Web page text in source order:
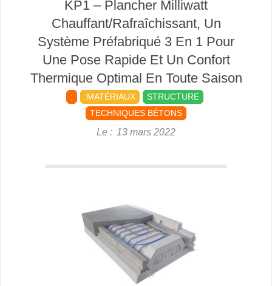
KP1 – Plancher Milliwatt
Chauffant/Rafraîchissant, Un
Système Préfabriqué 3 En 1 Pour
Une Pose Rapide Et Un Confort
Thermique Optimal En Toute Saison
: :MATÉRIAUX
STRUCTURE
TECHNIQUES BÉTONS
Le : 13 mars 2022